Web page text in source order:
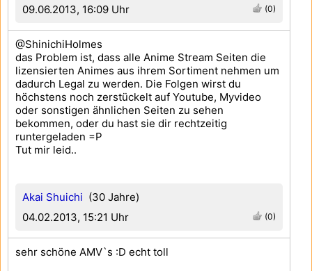
09.06.2013, 16:09 Uhr
(0)
Akai Shuichi (30 Jahre)
04.02.2013, 15:21 Uhr
(0)
@ShinichiHolmes
das Problem ist, dass alle Anime Stream Seiten die
lizensierten Animes aus ihrem Sortiment nehmen um
dadurch Legal zu werden. Die Folgen wirst du
höchstens noch zerstückelt auf Youtube, Myvideo
oder sonstigen ähnlichen Seiten zu sehen
bekommen, oder du hast sie dir rechtzeitig
runtergeladen =P
Tut mir leid..
sehr schöne AMV`s :D echt toll